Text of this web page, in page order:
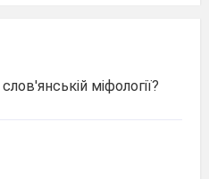
міфології?